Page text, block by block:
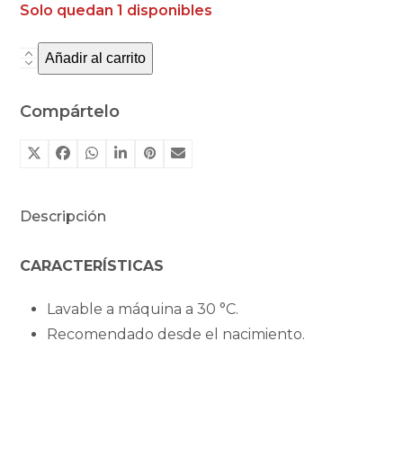
Solo quedan 1 disponibles
Doudou
oso
de
cantidad
Añadir al carrito
Compártelo
Descripción
CARACTERÍSTICAS
Lavable a máquina a 30 °C.
Recomendado desde el nacimiento.